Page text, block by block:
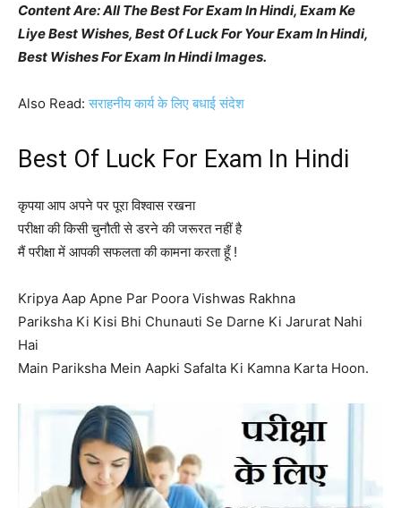
Content Are: All The Best For Exam In Hindi, Exam Ke
Liye Best Wishes, Best Of Luck For Your Exam In Hindi,
Best Wishes For Exam In Hindi Images.
Also Read:सराहनीय कार्य के लिए बधाई संदेश
Best Of Luck For Exam In Hindi
कृपया आप अपने पर पूरा विश्वास रखना
परीक्षा की किसी चुनौती से डरने की जरूरत नहीं है
मैं परीक्षा में आपकी सफलता की कामना करता हूँ !
Kripya Aap Apne Par Poora Vishwas Rakhna
Pariksha Ki Kisi Bhi Chunauti Se Darne Ki Jarurat Nahi
Hai
Main Pariksha Mein Aapki Safalta Ki Kamna Karta Hoon.